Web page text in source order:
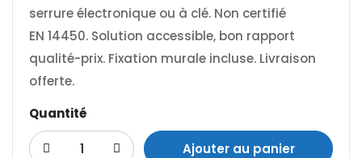
serrure électronique ou à clé. Non certifié
EN 14450. Solution accessible, bon rapport
qualité-prix. Fixation murale incluse. Livraison
offerte.
Quantité
Ajouter au panier